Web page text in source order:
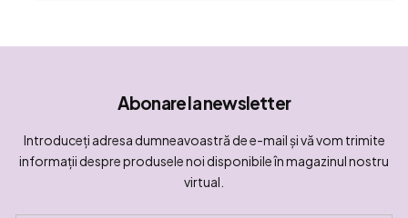
Abonare la newsletter
Introduceţi adresa dumneavoastră de e-mail şi vă vom trimite
informaţii despre produsele noi disponibile în magazinul nostru
virtual.